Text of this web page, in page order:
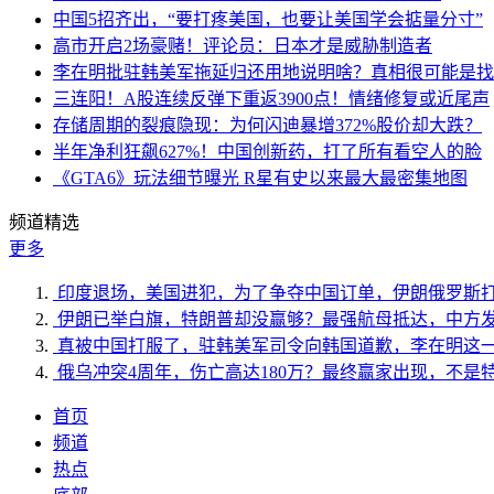
中国5招齐出，“要打疼美国，也要让美国学会掂量分寸”
高市开启2场豪赌！评论员：日本才是威胁制造者
李在明批驻韩美军拖延归还用地说明啥？真相很可能是
三连阳！A股连续反弹下重返3900点！情绪修复或近尾声
存储周期的裂痕隐现：为何闪迪暴增372%股价却大跌？
半年净利狂飙627%！中国创新药，打了所有看空人的脸
《GTA6》玩法细节曝光 R星有史以来最大最密集地图
频道精选
更多
印度退场，美国进犯，为了争夺中国订单，伊朗俄罗斯
伊朗已举白旗，特朗普却没赢够？最强航母抵达，中方
真被中国打服了，驻韩美军司令向韩国道歉，李在明这
俄乌冲突4周年，伤亡高达180万？最终赢家出现，不是
首页
频道
热点